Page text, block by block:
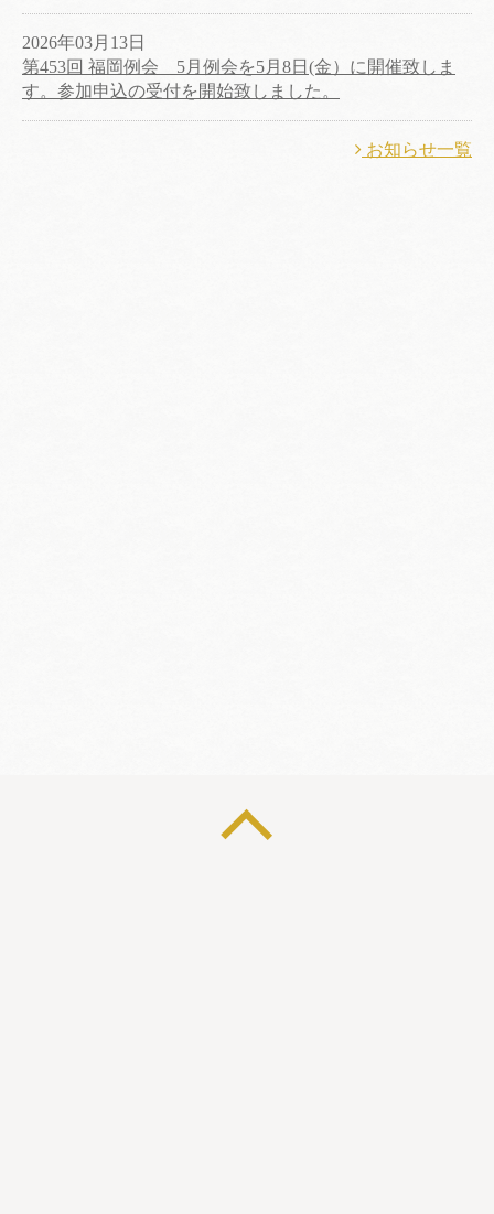
2026年03月13日
第453回 福岡例会 5月例会を5月8日(金）に開催致しま
す。参加申込の受付を開始致しました。
お知らせ一覧